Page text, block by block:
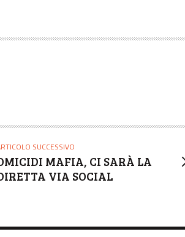
SUCCESSIVO
MAFIA, CI SARÀ LA
VIA SOCIAL